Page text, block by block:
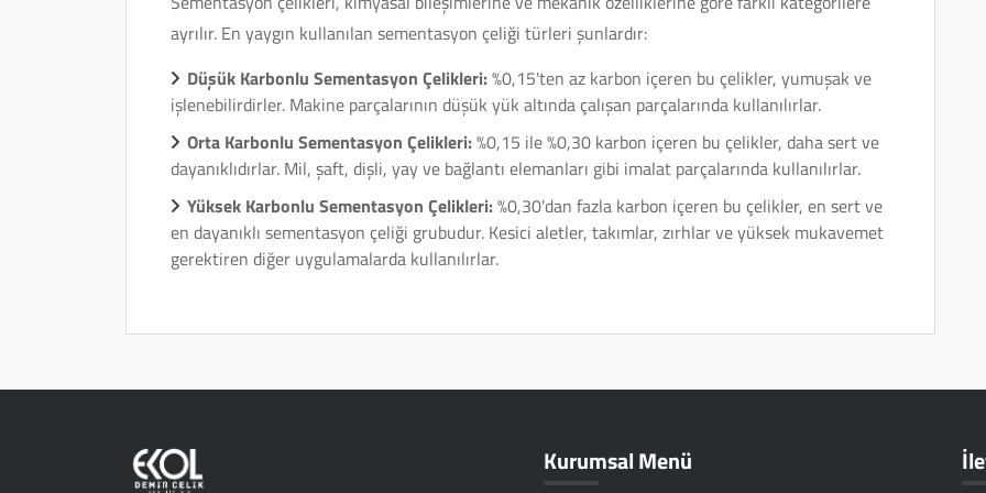
ayrılır. En yaygın kullanılan sementasyon çeliği türleri şunlardır:
Düşük Karbonlu Sementasyon Çelikleri:%0,15'ten az karbon içeren bu çelikler, yumuşak ve
işlenebilirdirler. Makine parçalarının düşük yük altında çalışan parçalarında kullanılırlar.
Orta Karbonlu Sementasyon Çelikleri:%0,15 ile %0,30 karbon içeren bu çelikler, daha sert ve
dayanıklıdırlar. Mil, şaft, dişli, yay ve bağlantı elemanları gibi imalat parçalarında kullanılırlar.
Yüksek Karbonlu Sementasyon Çelikleri:%0,30'dan fazla karbon içeren bu çelikler, en sert ve
en dayanıklı sementasyon çeliği grubudur. Kesici aletler, takımlar, zırhlar ve yüksek mukavemet
gerektiren diğer uygulamalarda kullanılırlar.
Kurumsal Menü